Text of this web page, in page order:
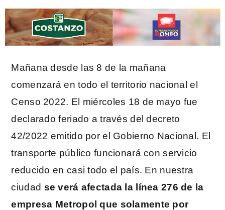
Mañana desde las 8 de la mañana
comenzará en todo el territorio nacional el
Censo 2022. El miércoles 18 de mayo fue
declarado feriado a través del decreto
42/2022 emitido por el Gobierno Nacional. El
transporte público funcionará con servicio
reducido en casi todo el país. En nuestra
ciudad se verá afectada la línea 276 de la
empresa Metropol que solamente por